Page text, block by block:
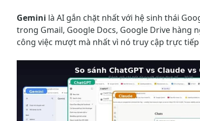
Gemini là AI gắn chặt nhất với hệ sinh thái
trong Gmail, Google Docs, Google Drive hàng
công việc mượt mà nhất vì nó truy cập trực